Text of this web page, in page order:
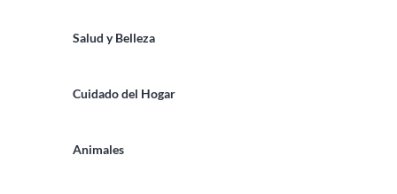
Salud y Belleza
Cuidado del Hogar
Animales